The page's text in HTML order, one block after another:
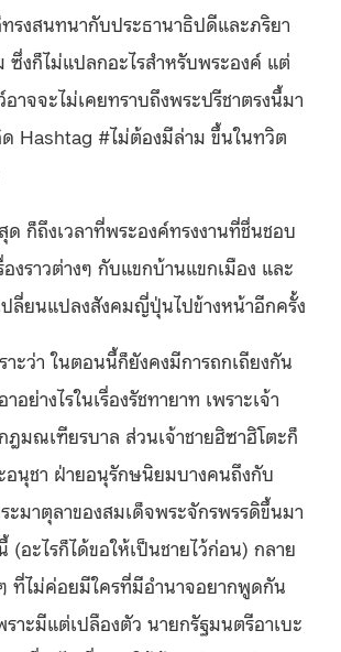
รงสนทนากับประธานาธิปดีและภริยา
ซึ่งก็ไม่แปลกอะไรสำหรับพระองค์ แต่
าจจะไม่เคยทราบถึงพระปรีชาตรงนี้มา
Hashtag #ไม่ต้องมีล่าม ขึ้นในทวิต
ด ก็ถึงเวลาที่พระองค์ทรงงานที่ชื่นชอบ
งราวต่างๆ กับแขกบ้านแขกเมือง และ
ปลี่ยนแปลงสังคมญี่ปุ่นไปข้างหน้าอีกครั้ง
ะว่า ในตอนนี้ก็ยังคงมีการถกเถียงกัน
อย่างไรในเรื่องรัชทายาท เพราะเจ้า
ฎมณเฑียรบาล ส่วนเจ้าชายฮิซาฮิโตะก็
อนุชา ฝ่ายอนุรักษนิยมบางคนถึงกับ
ะมาตุลาของสมเด็จพระจักรพรรดิขึ้นมา
(อะไรก็ได้ขอให้เป็นชายไว้ก่อน) กลาย
ๆ ที่ไม่ค่อยมีใครที่มีอำนาจอยากพูดกัน
าะมีแต่เปลืองตัว นายกรัฐมนตรีอาเบะ